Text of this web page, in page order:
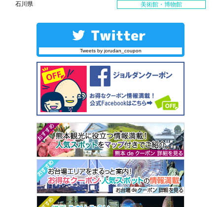
石川県 美術館・博物館
Tweets by jorudan_coupon